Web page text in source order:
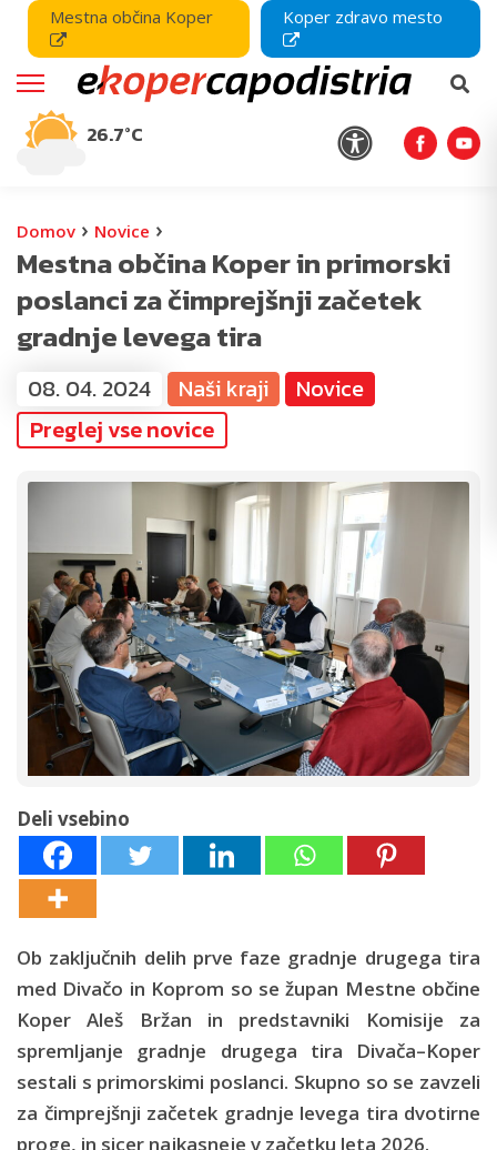
Mestna občina Koper Koper zdravo mesto
26.7°C
Domov › Novice ›
Mestna občina Koper in primorski
poslanci za čimprejšnji začetek
gradnje levega tira
08. 04. 2024 Naši kraji
Novice
Preglej vse novice
Deli vsebino
Ob zaključnih delih prve faze gradnje drugega tira
med Divačo in Koprom so se župan Mestne občine
Koper Aleš Bržan in predstavniki Komisije za
spremljanje gradnje drugega tira Divača–Koper
sestali s primorskimi poslanci. Skupno so se zavzeli
za čimprejšnji začetek gradnje levega tira dvotirne
proge, in sicer najkasneje v začetku leta 2026.